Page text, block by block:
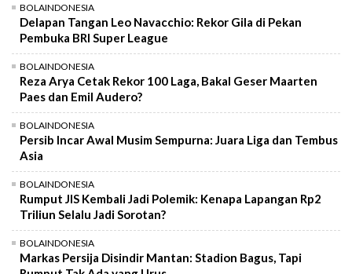
BOLAINDONESIA
Delapan Tangan Leo Navacchio: Rekor Gila di Pekan
Pembuka BRI Super League
BOLAINDONESIA
Reza Arya Cetak Rekor 100 Laga, Bakal Geser Maarten
Paes dan Emil Audero?
BOLAINDONESIA
Persib Incar Awal Musim Sempurna: Juara Liga dan Tembus
Asia
BOLAINDONESIA
Rumput JIS Kembali Jadi Polemik: Kenapa Lapangan Rp2
Triliun Selalu Jadi Sorotan?
BOLAINDONESIA
Markas Persija Disindir Mantan: Stadion Bagus, Tapi